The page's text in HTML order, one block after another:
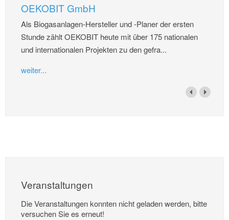
OEKOBIT GmbH
Als Biogasanlagen-Hersteller und -Planer der ersten
Stunde zählt OEKOBIT heute mit über 175 nationalen
und internationalen Projekten zu den gefra...
weiter...
Veranstaltungen
Die Veranstaltungen konnten nicht geladen werden, bitte
versuchen Sie es erneut!